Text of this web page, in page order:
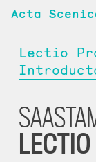
Acta
Lectio